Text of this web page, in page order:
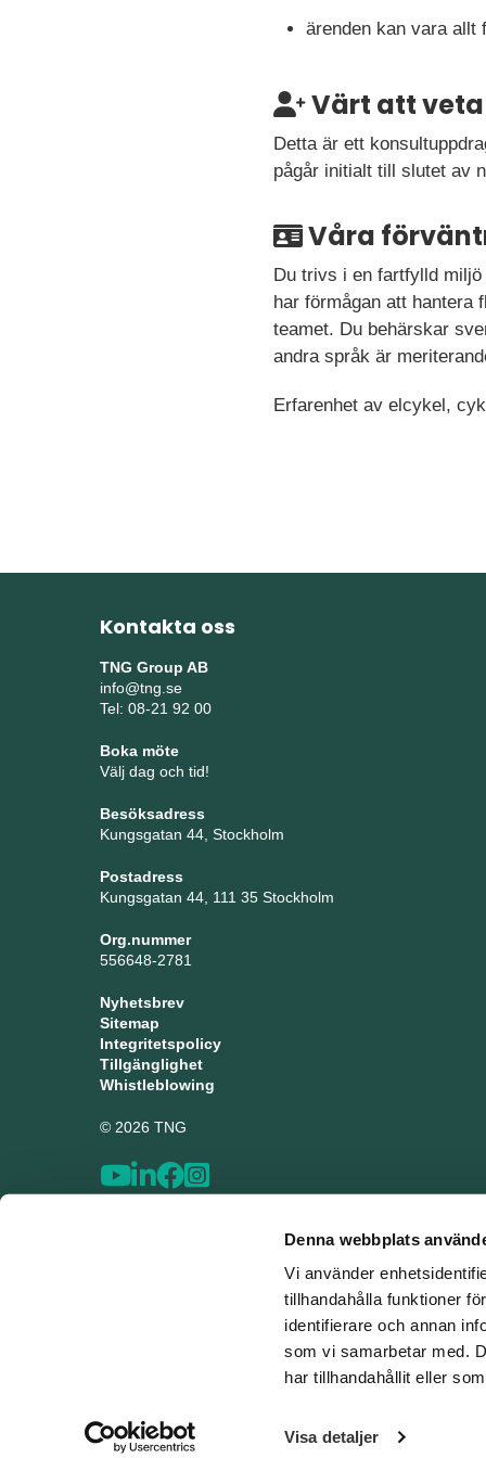
Denna webbplats
Vi använder
tillhandahålla funktioner
identifierare och annan
som vi samarbetar med.
har tillhandahållit eller
Visa detaljer
ärenden kan vara allt
Värt att veta
Detta är ett
pågår initialt till slutet av
Våra
Du trivs i en fartfylld
har förmågan att hantera
teamet. Du behärskar
andra språk är
Erfarenhet av elcykel,
Kontakta oss
TNG Group AB
info@tng.se
Tel: 08-21 92 00
Boka möte
Välj dag och tid!
Besöksadress
Kungsgatan 44, Stockholm
Postadress
Kungsgatan 44, 111 35 Stockholm
Org.nummer
556648-2781
Nyhetsbrev
Sitemap
Integritetspolicy
Tillgänglighet
Whistleblowing
© 2026 TNG